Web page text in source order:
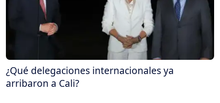
¿Qué delegaciones internacionales ya
arribaron a Cali?